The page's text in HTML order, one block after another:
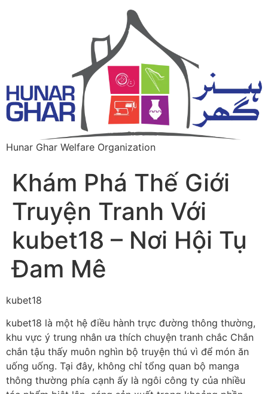
Hunar Ghar Welfare Organization
Khám Phá Thế Giới
Truyện Tranh Với
kubet18 – Nơi Hội Tụ
Đam Mê
kubet18
kubet18 là một hệ điều hành trực đường thông thường,
khu vực ý trung nhân ưa thích chuyện tranh chắc Chắn
chắn tậu thấy muôn nghìn bộ truyện thú vì để món ăn
uống uống. Tại đây, không chỉ tổng quan bộ manga
thông thường phía cạnh ấy là ngôi công ty của nhiều